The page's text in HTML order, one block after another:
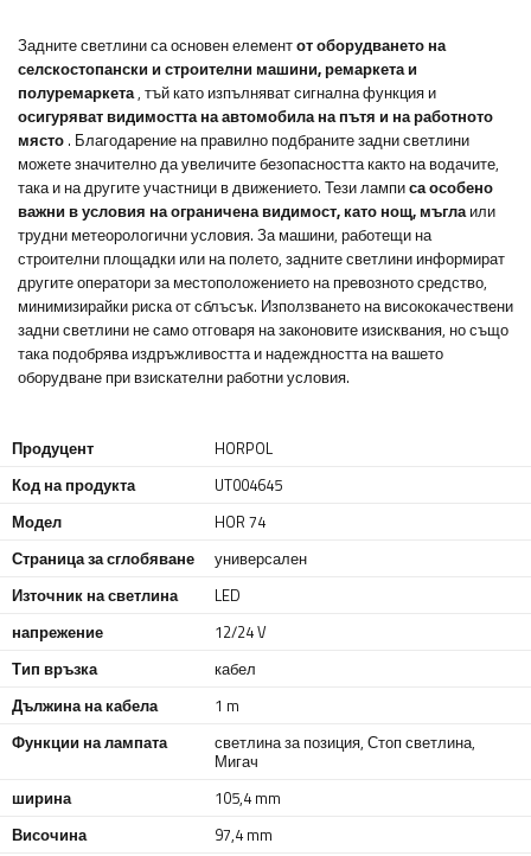
Задните светлини са основен елементот оборудването на
селскостопански и строителни машини, ремаркета и
полуремаркета, тъй като изпълняват сигнална функция и
осигуряват видимостта на автомобила на пътя и на работното
място . Благодарение на правилно подбраните задни светлини
можете значително да увеличите безопасността както на водачите,
така и на другите участници в движението. Тези ламписа особено
важни в условия на ограничена видимост, като нощ, мъглаили
трудни метеорологични условия. За машини, работещи на
строителни площадки или на полето, задните светлини информират
другите оператори за местоположението на превозното средство,
минимизирайки риска от сблъсък. Използването на висококачествени
задни светлини не само отговаря на законовите изисквания, но също
така подобрява издръжливостта и надеждността на вашето
оборудване при взискателни работни условия.
Продуцент
HORPOL
Код на продукта
UT004645
Модел
HOR 74
Страница за сглобяване
универсален
Източник на светлина
LED
напрежение
12/24 V
Тип връзка
кабел
Дължина на кабела
1 m
Функции на лампата
светлина за позиция,Стоп светлина,
Мигач
ширина
105,4 mm
Височина
97,4 mm